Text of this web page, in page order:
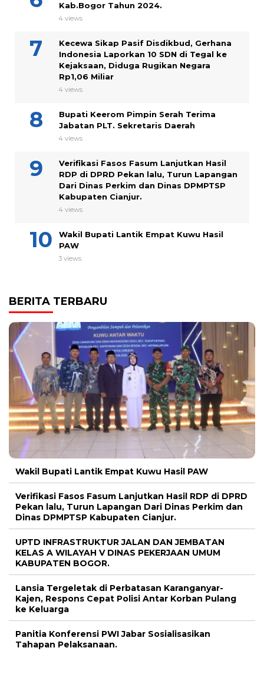
Kab.Bogor Tahun 2024.
4 views
Kecewa Sikap Pasif Disdikbud, Gerhana
Indonesia Laporkan 10 SDN di Tegal ke
Kejaksaan, Diduga Rugikan Negara
Rp1,06 Miliar
4 views
Bupati Keerom Pimpin Serah Terima
Jabatan PLT. Sekretaris Daerah
4 views
Verifikasi Fasos Fasum Lanjutkan Hasil
RDP di DPRD Pekan lalu, Turun Lapangan
Dari Dinas Perkim dan Dinas DPMPTSP
Kabupaten Cianjur.
4 views
Wakil Bupati Lantik Empat Kuwu Hasil
PAW
3 views
BERITA TERBARU
Wakil Bupati Lantik Empat Kuwu Hasil PAW
Verifikasi Fasos Fasum Lanjutkan Hasil RDP di DPRD
Pekan lalu, Turun Lapangan Dari Dinas Perkim dan
Dinas DPMPTSP Kabupaten Cianjur.
UPTD INFRASTRUKTUR JALAN DAN JEMBATAN
KELAS A WILAYAH V DINAS PEKERJAAN UMUM
KABUPATEN BOGOR.
Lansia Tergeletak di Perbatasan Karanganyar-
Kajen, Respons Cepat Polisi Antar Korban Pulang
ke Keluarga
Panitia Konferensi PWI Jabar Sosialisasikan
Tahapan Pelaksanaan.